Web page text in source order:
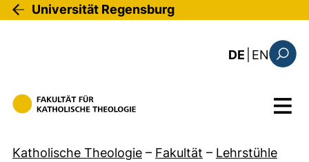
Direkt zum Inhalt
Universität Regensburg
DE EN: the
Menü
Katholische Theologie – Fakultät – Lehrstühle